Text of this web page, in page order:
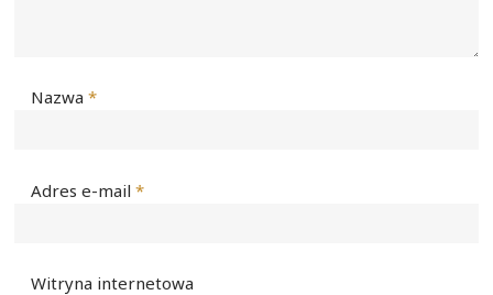
Nazwa*
Adres e-mail*
Witryna internetowa